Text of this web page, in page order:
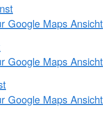
Google Maps Ansicht
Google Maps Ansicht
Google Maps Ansicht